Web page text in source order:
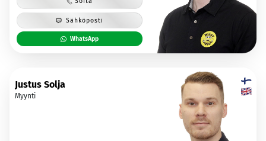
Sähköposti
WhatsApp
Justus Solja
Myynti